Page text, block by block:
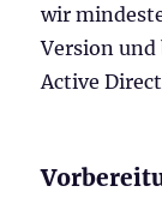
wir
Version und
Active